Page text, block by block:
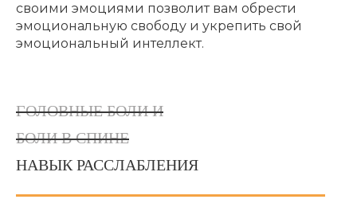
своими эмоциями позволит вам обрести
эмоциональную свободу и укрепить свой
эмоциональный интеллект.
ГОЛОВНЫЕ БОЛИ И
БОЛИ В СПИНЕ
НАВЫК РАССЛАБЛЕНИЯ